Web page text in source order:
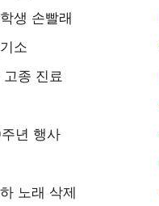
생 손빨래
소
종 진료
년 행사
노래 삭제